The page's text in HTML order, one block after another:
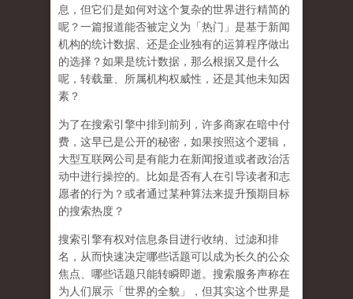
息，但它们是如何对这个复杂的世界进行精简的
呢？一篇报道能否被定义为「热门」是基于新闻
机构的统计数据、还是企业独有的运算程序做出
的选择？如果是统计数据，那么根据又是什么
呢，转载量、所属机构权威性，还是其他未知因
素？
为了在搜索引擎中排到前列，许多商家在暗中付
费，这早已是公开的秘密，如果按照这个逻辑，
大型互联网公司是有能力在新闻报道或者政治活
动中进行操控的。比如是否有人在引导读者和志
愿者的行为？或者通过某种算法来提升预期目标
的搜索热度？
搜索引擎有权对信息条目进行收纳、过滤和排
名，从而快速决定哪些话题可以成为长久的公众
焦点、哪些话题只能转瞬即逝。搜索服务声称在
为人们展示「世界的全貌」，但其实这个世界是